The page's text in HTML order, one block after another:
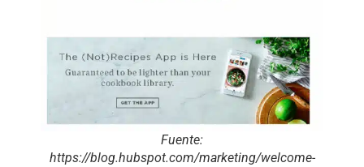
Fuente:
https://blog.hubspot.com/marketing/welcome-